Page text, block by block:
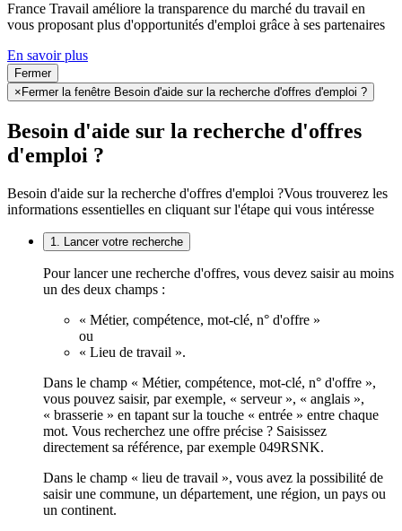
France Travail améliore la transparence du marché du travail en
vous proposant plus d'opportunités d'emploi grâce à ses partenaires
En savoir plus
Fermer
× Fermer la fenêtre Besoin d'aide sur la recherche d'offres d'emploi ?
Besoin d'aide sur la recherche d'offres
d'emploi ?
Besoin d'aide sur la recherche d'offres d'emploi ?Vous trouverez les
informations essentielles en cliquant sur l'étape qui vous intéresse
1. Lancer votre recherche
Pour lancer une recherche d'offres, vous devez saisir au moins
un des deux champs :
« Métier, compétence, mot-clé, n° d'offre »
ou
« Lieu de travail ».
Dans le champ « Métier, compétence, mot-clé, n° d'offre »,
vous pouvez saisir, par exemple, « serveur », « anglais »,
« brasserie » en tapant sur la touche « entrée » entre chaque
mot. Vous recherchez une offre précise ? Saisissez
directement sa référence, par exemple 049RSNK.
Dans le champ « lieu de travail », vous avez la possibilité de
saisir une commune, un département, une région, un pays ou
un continent.